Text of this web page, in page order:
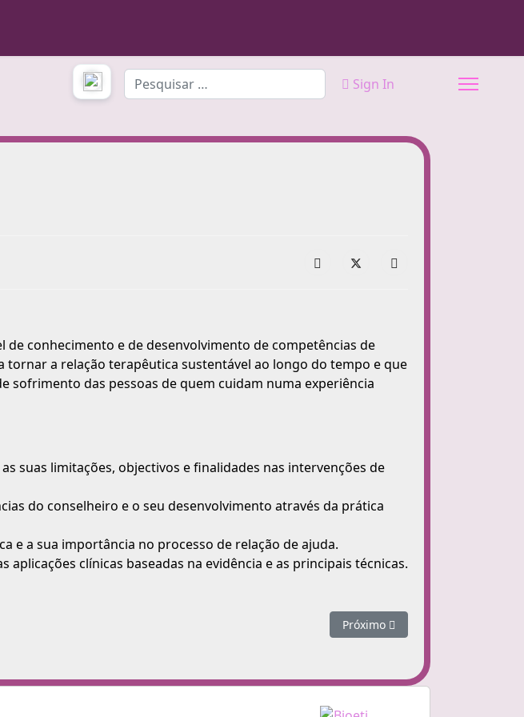
Pesquisar Sign In
conhecimento e de desenvolvimento de competências de
tornar a relação terapêutica sustentável ao longo do tempo e que
sofrimento das pessoas de quem cuidam numa experiência
suas limitações, objectivos e finalidades nas intervenções de
do conselheiro e o seu desenvolvimento através da prática
e a sua importância no processo de relação de ajuda.
clínicas baseadas na evidência e as principais técnicas.
Próximo artigo: Porquê um
Próximo